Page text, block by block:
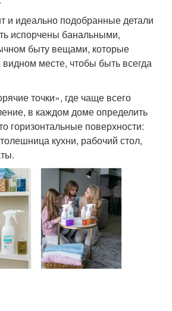
и идеально подобранные детали
испорчены банальными,
быту вещами, которые
месте, чтобы быть всегда
точки», где чаще всего
в каждом доме определить
горизонтальные поверхности:
кухни, рабочий стол,